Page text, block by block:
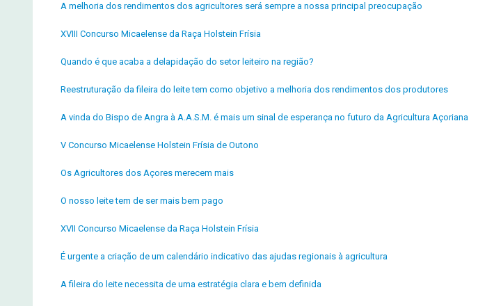
A melhoria dos rendimentos dos agricultores será sempre a nossa principal preocupação
XVIII Concurso Micaelense da Raça Holstein Frísia
Quando é que acaba a delapidação do setor leiteiro na região?
Reestruturação da fileira do leite tem como objetivo a melhoria dos rendimentos dos produtores
A vinda do Bispo de Angra à A.A.S.M. é mais um sinal de esperança no futuro da Agricultura Açoriana
V Concurso Micaelense Holstein Frísia de Outono
Os Agricultores dos Açores merecem mais
O nosso leite tem de ser mais bem pago
XVII Concurso Micaelense da Raça Holstein Frísia
É urgente a criação de um calendário indicativo das ajudas regionais à agricultura
A fileira do leite necessita de uma estratégia clara e bem definida